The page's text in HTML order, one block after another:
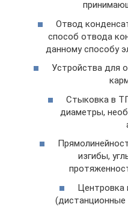
Отвод
способ отвода
данному способу
Устройства для
Стыковка в
диаметры,
изгибы,
Центровка
(дистанционные